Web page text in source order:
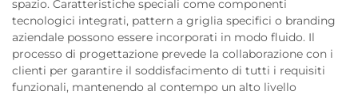
spazio. Caratteristiche speciali come componenti
tecnologici integrati, pattern a griglia specifici o branding
aziendale possono essere incorporati in modo fluido. Il
processo di progettazione prevede la collaborazione con i
clienti per garantire il soddisfacimento di tutti i requisiti
funzionali, mantenendo al contempo un alto livello